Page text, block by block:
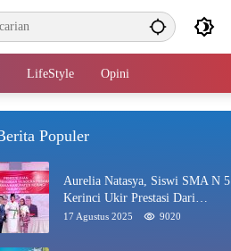
LifeStyle Opini
Populer
Aurelia Natasya, Siswi SMA N 5
Kerinci Ukir Prestasi Dari
Paskibraka Hingga Juara Gadis
17 Agustus 2025 9020